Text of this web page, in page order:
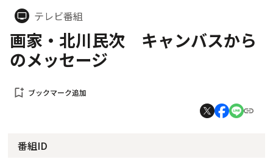
tv テレビ番組
画家・北川民次 キャンバスから
のメッセージ
bookmark_add ブックマーク追加
番組ID